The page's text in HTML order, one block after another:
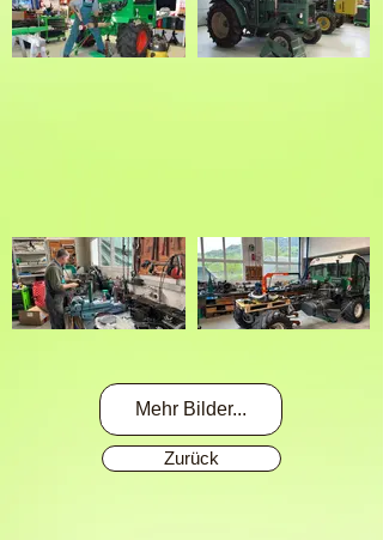
Mehr Bilder...
Zurück